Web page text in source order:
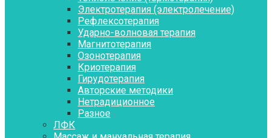
Электротерапия (электролечение)
Рефлексотерапия
Ударно-волновая терапия
Магнитотерапия
Озонотерапия
Криотерапия
Гирудотерапия
Авторские методики
Нетрадиционное
Разное
ЛФК